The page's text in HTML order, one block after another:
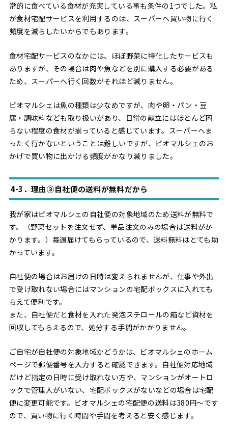
常的に食べている食材が充実している事も条件の1つでした。私
が食材宅配サービスを利用するのは、スーパーへ買い物に行く
頻度を減らしたいからでもあります。
食材宅配サービスのなかには、ほぼ野菜に特化したサービスも
ありますが、その場合は肉や魚などを別に購入する必要がある
ため、スーパーへ行く回数がそれほど減りません。
ビオマルシェは魚の種類は少なめですが、肉や卵・パン・豆
腐・調味料なども取り扱いがあり、日常の献立にはほとんど困
らない程度の食材が揃っていると感じています。スーパーへま
ったく行かないということは難しいですが、ビオマルシェのお
かげで買い物に出かける頻度がかなり減りました。
4-3．理由③自社便の送料が無料だから
我が家はビオマルシェの自社便の対象地域のため送料が無料で
す。（野菜セットを注文せず、単品注文のみの場合は送料がか
かります。）毎週届けてもらっているので、送料無料はとても助
かっています。
自社便の場合はお届けの日時は変えられませんが、仕事や外出
で受け取れない場合にはマンションの宅配ボックスに入れても
らえて便利です。
また、自社便だと食材を入れた発泡スチロールの箱など資材を
回収してもらえるので、処分する手間がかかりません。
ご自宅が自社便の対象地域かどうかは、ビオマルシェのホーム
ページで郵便番号を入力すると確認できます。自社便対応地域
だけど指定の日時に受け取れない方や、マンションがオートロ
ックで管理人がいない、宅配ボックスがないなどの場合は宅配
便に変更可能です。ビオマルシェの宅配便の送料は380円〜です
ので、買い物に行く時間や手間を考えると安く感じます。